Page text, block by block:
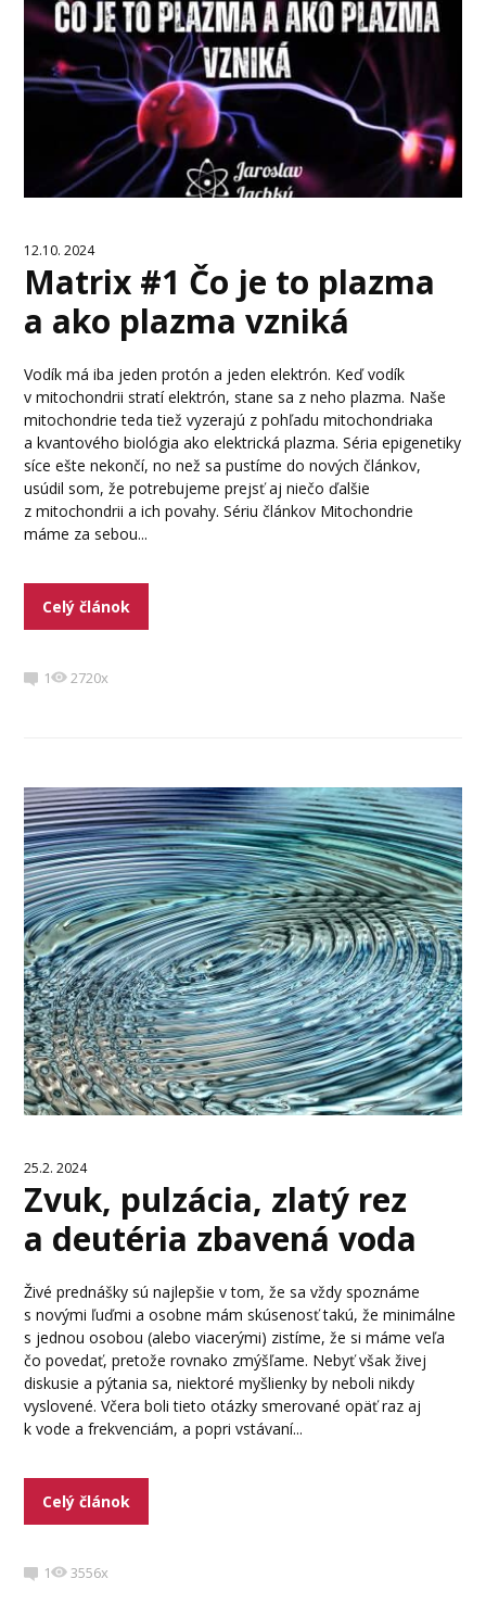
12.10. 2024
Matrix #1 Čo je to plazma
a ako plazma vzniká
Vodík má iba jeden protón a jeden elektrón. Keď vodík
v mitochondrii stratí elektrón, stane sa z neho plazma. Naše
mitochondrie teda tiež vyzerajú z pohľadu mitochondriaka
a kvantového biológia ako elektrická plazma. Séria epigenetiky
síce ešte nekončí, no než sa pustíme do nových článkov,
usúdil som, že potrebujeme prejsť aj niečo ďalšie
z mitochondrii a ich povahy. Sériu článkov Mitochondrie
máme za sebou...
Celý článok
1 2720x
25.2. 2024
Zvuk, pulzácia, zlatý rez
a deutéria zbavená voda
Živé prednášky sú najlepšie v tom, že sa vždy spoznáme
s novými ľuďmi a osobne mám skúsenosť takú, že minimálne
s jednou osobou (alebo viacerými) zistíme, že si máme veľa
čo povedať, pretože rovnako zmýšľame. Nebyť však živej
diskusie a pýtania sa, niektoré myšlienky by neboli nikdy
vyslovené. Včera boli tieto otázky smerované opäť raz aj
k vode a frekvenciám, a popri vstávaní...
Celý článok
1 3556x